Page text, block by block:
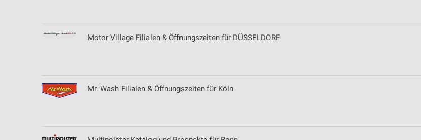
Motor Village Filialen & Öffnungszeiten für DÜSSELDORF
Mr. Wash Filialen & Öffnungszeiten für Köln